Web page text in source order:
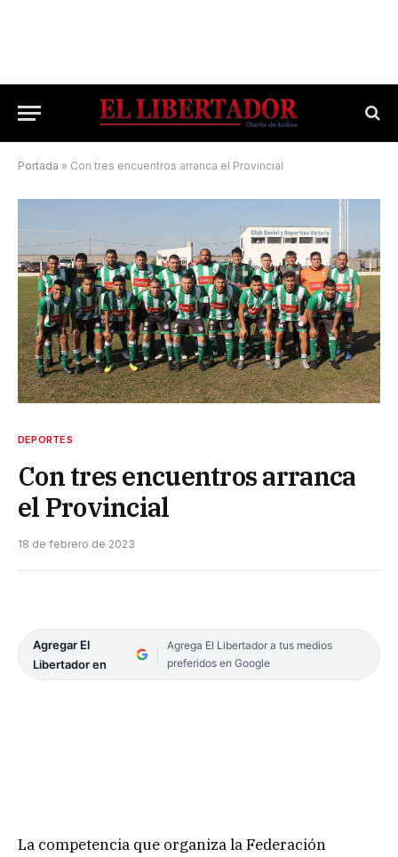
Portada » Con tres encuentros arranca el Provincial
DEPORTES
Con tres encuentros arranca
el Provincial
18 de febrero de 2023
Agregar El
Libertador en
Agrega El Libertador a tus medios
preferidos en Google
La competencia que organiza la Federación